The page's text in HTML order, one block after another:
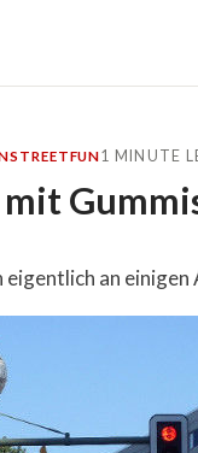
STREETFUN1 MINUTE
eigentlich an